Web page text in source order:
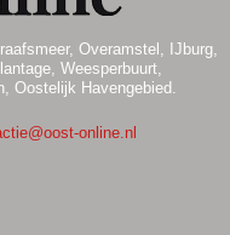
Overamstel, IJburg,
Weesperbuurt,
Oostelijk Havengebied.
online.nl